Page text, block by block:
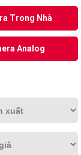
Trong Nhà
Analog